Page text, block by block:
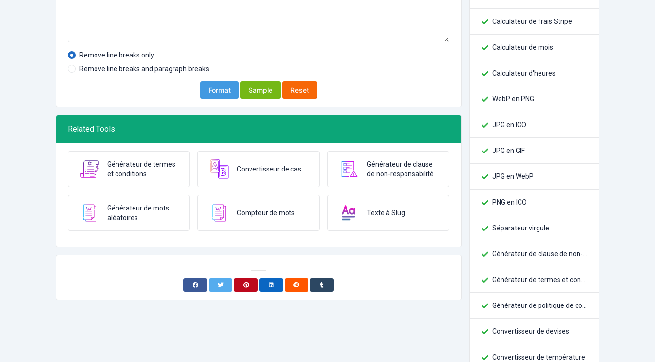
Remove line breaks only
Remove line breaks and paragraph breaks
Format Sample Reset
Related Tools
Générateur de termes
et conditions
Convertisseur de cas
Générateur de clause
de non-responsabilité
Générateur de mots
aléatoires
Compteur de mots Texte à Slug
Calculateur de frais Stripe
Calculateur de mois
Calculateur d'heures
WebP en PNG
JPG en ICO
JPG en GIF
JPG en WebP
PNG en ICO
Séparateur virgule
Convertisseur de devises
Convertisseur de température